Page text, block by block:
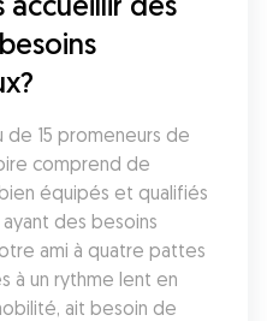
15 promeneurs de
comprend de
équipés et qualifiés
des besoins
ami à quatre pattes
à un rythme lent en
ait besoin de